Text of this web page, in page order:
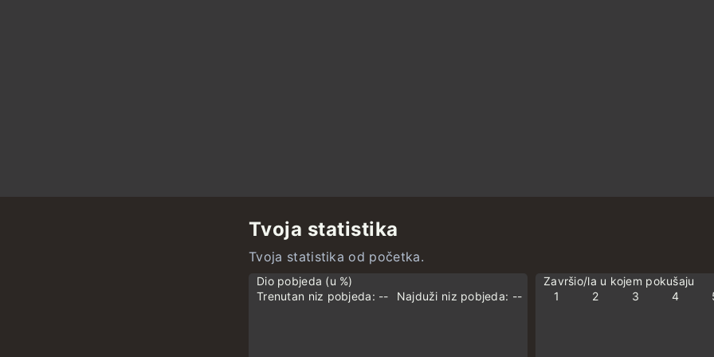
Tvoja statistika
Tvoja statistika od početka.
Dio pobjeda (u %)
Trenutan niz pobjeda: --
Najduži niz pobjeda: --
Završio/la u kojem pokušaju
1
2 3 4